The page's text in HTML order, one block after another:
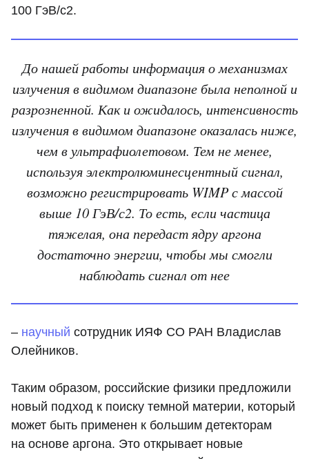
100 ГэВ/с2.
До нашей работы информация о механизмах
излучения в видимом диапазоне была неполной и
разрозненной. Как и ожидалось, интенсивность
излучения в видимом диапазоне оказалась ниже,
чем в ультрафиолетовом. Тем не менее,
используя электролюминесцентный сигнал,
возможно регистрировать WIMP с массой
выше 10 ГэВ/с2. То есть, если частица
тяжелая, она передаст ядру аргона
достаточно энергии, чтобы мы смогли
наблюдать сигнал от нее
– научный сотрудник ИЯФ СО РАН Владислав
Олейников.
Таким образом, российские физики предложили
новый подход к поиску темной материи, который
может быть применен к большим детекторам
на основе аргона. Это открывает новые